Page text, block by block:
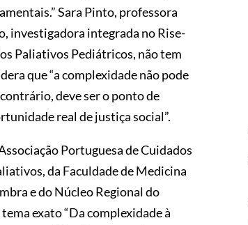
Sara Pinto, professora
investigadora integrada no Rise-
Paliativos Pediátricos, não tem
que “a complexidade não pode
deve ser o ponto de
real de justiça social”.
Portuguesa de Cuidados
da Faculdade de Medicina
e do Núcleo Regional do
exato “Da complexidade à